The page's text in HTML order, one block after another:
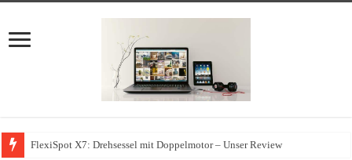
FlexiSpot X7: Drehsessel mit Doppelmotor – Unser Review